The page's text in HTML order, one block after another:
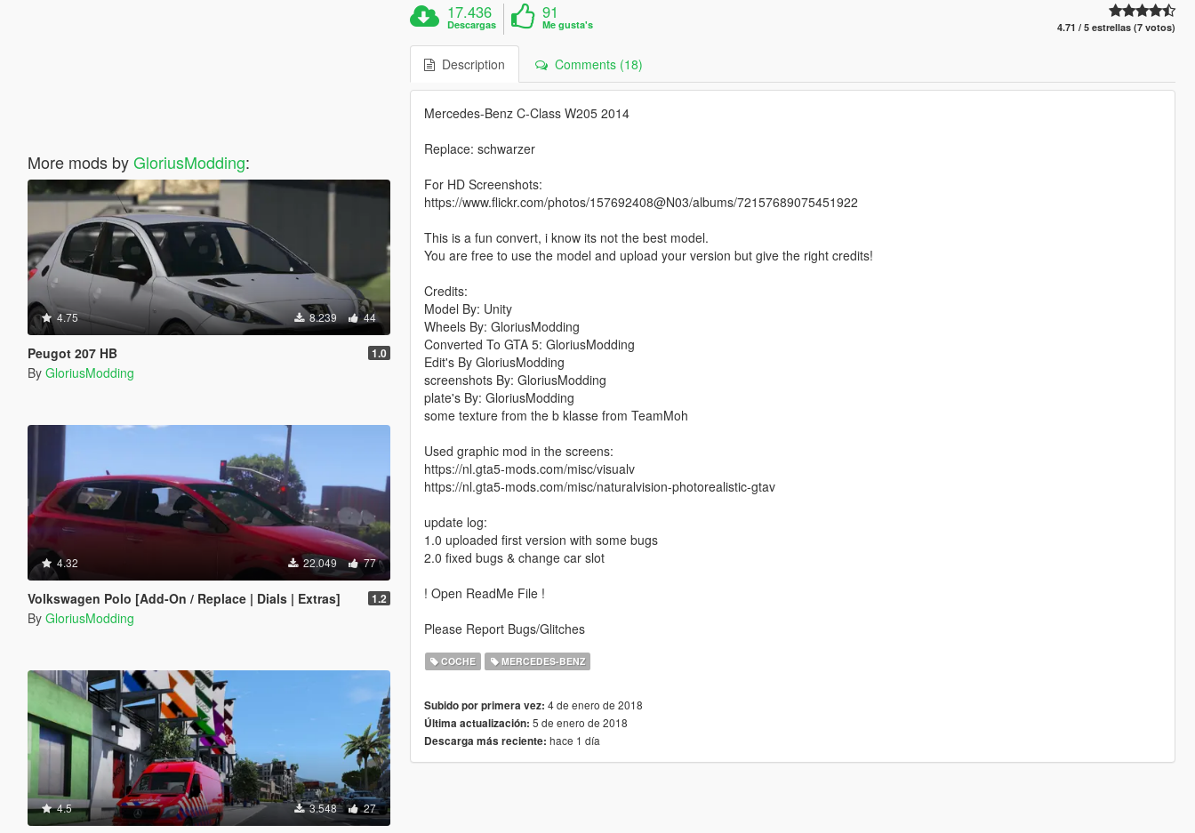
More mods byGloriusModding:
4.75 8.239 44
Peugot 207 HB 1.0
By GloriusModding
4.32 22.049 77
Volkswagen Polo [Add-On / Replace | Dials | Extras] 1.2
By GloriusModding
4.5 3.548 27
17.436
Descargas
91
Me gusta's 4.71 / 5 estrellas (7 votos)
Description Comments (18)
Mercedes-Benz C-Class W205 2014
Replace: schwarzer
For HD Screenshots:
https://www.flickr.com/photos/157692408@N03/albums/72157689075451922
This is a fun convert, i know its not the best model.
You are free to use the model and upload your version but give the right credits!
Credits:
Model By: Unity
Wheels By: GloriusModding
Converted To GTA 5: GloriusModding
Edit's By GloriusModding
screenshots By: GloriusModding
plate's By: GloriusModding
some texture from the b klasse from TeamMoh
Used graphic mod in the screens:
https://nl.gta5-mods.com/misc/visualv
https://nl.gta5-mods.com/misc/naturalvision-photorealistic-gtav
update log:
1.0 uploaded first version with some bugs
2.0 fixed bugs & change car slot
! Open ReadMe File !
Please Report Bugs/Glitches
COCHE MERCEDES-BENZ
Subido por primera vez: 4 de enero de 2018
Última actualización: 5 de enero de 2018
Descarga más reciente: hace 1 día